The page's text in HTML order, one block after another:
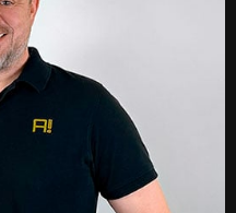
desde: